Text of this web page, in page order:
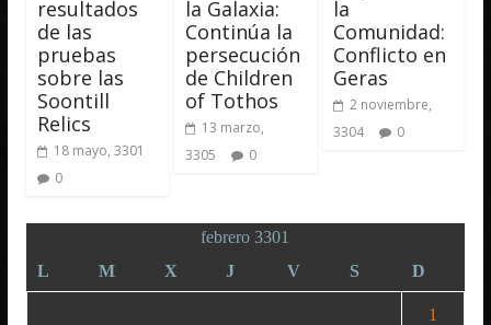
resultados
de las
pruebas
sobre las
Soontill
Relics
18 mayo, 3301
0
la Galaxia:
Continúa la
persecución
de Children
of Tothos
13 marzo,
3305
0
la
Comunidad:
Conflicto en
Geras
2 noviembre,
3304
0
febrero 3301
L
M X J V S D
1